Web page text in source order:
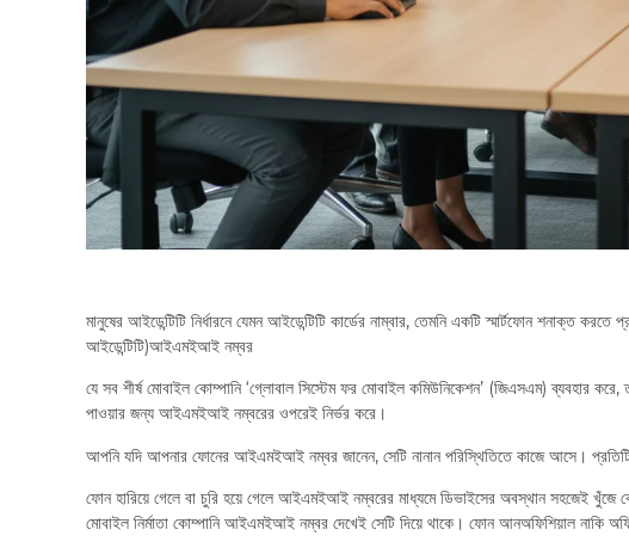
মানুষের আইডেন্টিটি নির্ধারনে যেমন আইডেন্টিটি কার্ডের নাম্বার, তেমনি একটি স্মার্টফোন শনাক্ত
আইডেন্টিটি)আইএমইআই নম্বর
যে সব শীর্ষ মোবাইল কোম্পানি ‘গ্লোবাল সিস্টেম ফর মোবাইল কমিউনিকেশন’ (জিএসএম) ব্যবহার করে,
পাওয়ার জন্য আইএমইআই নম্বরের ওপরেই নির্ভর করে।
আপনি যদি আপনার ফোনের আইএমইআই নম্বর জানেন, সেটি নানান পরিস্থিতিতে কাজে আসে।
ফোন হারিয়ে গেলে বা চুরি হয়ে গেলে আইএমইআই নম্বরের মাধ্যমে ডিভাইসের অবস্থান সহজেই খুঁজে
মোবাইল নির্মাতা কোম্পানি আইএমইআই নম্বর দেখেই সেটি দিয়ে থাকে। ফোন আনঅফিশিয়াল